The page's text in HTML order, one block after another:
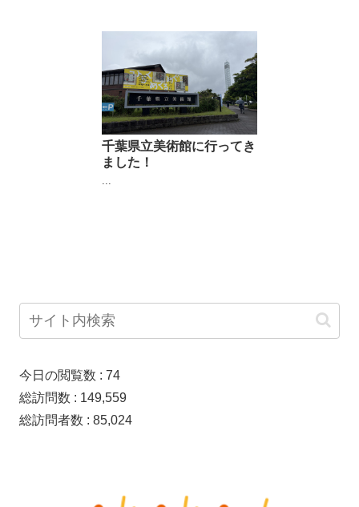
千葉県立美術館に行ってき
ました！
...
今日の閲覧数 : 74
総訪問数 : 149,559
総訪問者数 : 85,024